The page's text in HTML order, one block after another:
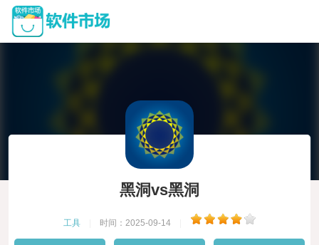
黑洞vs黑洞
工具 时间：2025-09-14